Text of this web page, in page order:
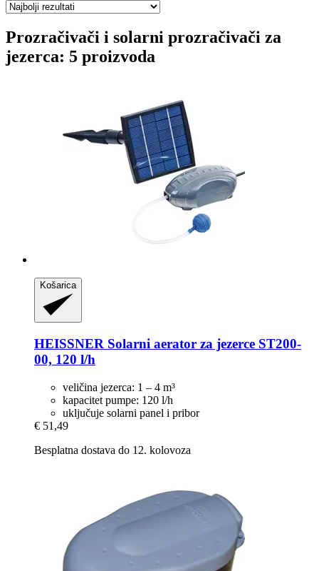
Prozračivači i solarni prozračivači za
jezerca: 5 proizvoda
Košarica
HEISSNER Solarni aerator za jezerce ST200-​
00, 120 l/h
veličina jezerca: 1 – 4 m³
kapacitet pumpe: 120 l/h
uključuje solarni panel i pribor
€ 51,49
Besplatna dostava do 12. kolovoza